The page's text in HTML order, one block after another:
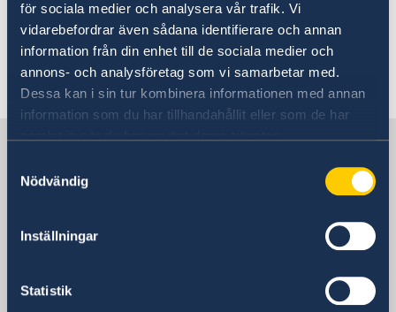
för sociala medier och analysera vår trafik. Vi
vidarebefordrar även sådana identifierare och annan
information från din enhet till de sociala medier och
annons- och analysföretag som vi samarbetar med.
Dessa kan i sin tur kombinera informationen med annan
information som du har tillhandahållit eller som de har
Nödvändig
Inställningar
Statistik
We will reopen as usual on Thursday, 18
September.
Last updated 16 Sep 2025, 10.38 AM
Sweden in Kenya, Nairobi
Visiting address
Nairobi